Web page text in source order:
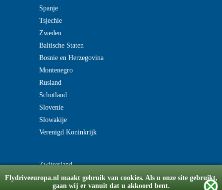
Flydriveeuropa.nl maakt gebruik van cookies. Als u onze site gebruikt,
gaan wij er vanuit dat u akkoord bent.
Spanje
Tsjechie
Zweden
Baltische Staten
Bosnie en Herzegovina
Montenegro
Rusland
Schotland
Slovenie
Slowakije
Verenigd Koninkrijk
Zwitserland